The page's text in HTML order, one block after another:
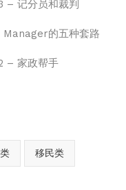
– 记分员和裁判
的五种套路
– 家政帮手
移民类